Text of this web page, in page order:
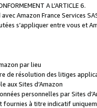
A L’ARTICLE 6.
Amazon France Services
s’appliquer entre vous et
par lieu
de résolution des litiges
aux Sites d’Amazon
personnelles par Sites
fournies à titre indicatif